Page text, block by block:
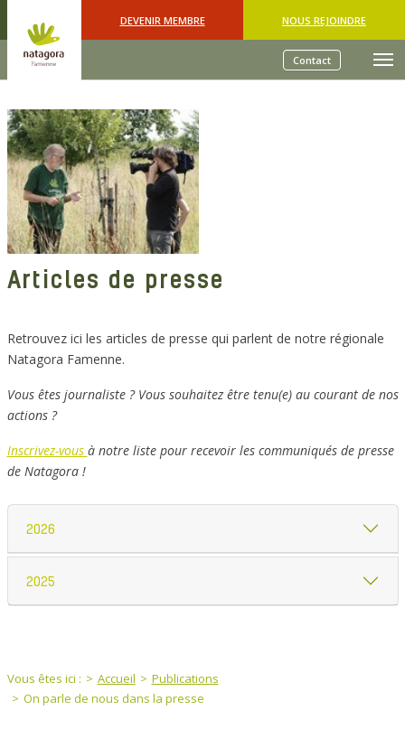
DEVENIR MEMBRE NOUS REJOINDRE
Contact
Articles de presse
Retrouvez ici les articles de presse qui parlent de notre régionale
Natagora Famenne.
Vous êtes journaliste ? Vous souhaitez être tenu(e) au courant de nos
actions ?
Inscrivez-vous à notre liste pour recevoir les communiqués de presse
de Natagora !
2026
2025
You are here:
Vous êtes ici : Accueil
Publications
On parle de nous dans la presse